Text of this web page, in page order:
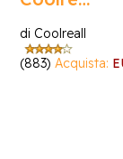
di Coolreall
(883)Acquista: